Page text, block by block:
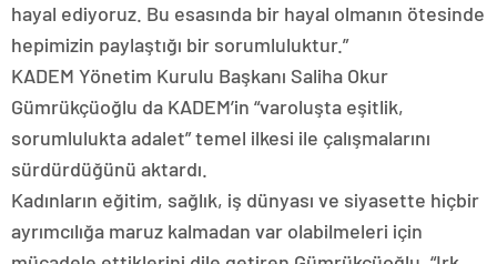
hayal ediyoruz. Bu esasında bir hayal olmanın ötesinde
hepimizin paylaştığı bir sorumluluktur.”
KADEM Yönetim Kurulu Başkanı Saliha Okur
Gümrükçüoğlu da KADEM’in “varoluşta eşitlik,
sorumlulukta adalet” temel ilkesi ile çalışmalarını
sürdürdüğünü aktardı.
Kadınların eğitim, sağlık, iş dünyası ve siyasette hiçbir
ayrımcılığa maruz kalmadan var olabilmeleri için